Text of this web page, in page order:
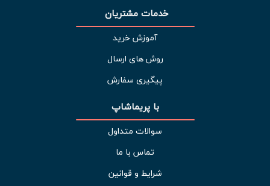
خدمات مشتریان
آموزش خرید
روش های ارسال
پیگیری سفارش
با پریماشاپ
سوالات متداول
تماس با ما
شرایط و قوانین